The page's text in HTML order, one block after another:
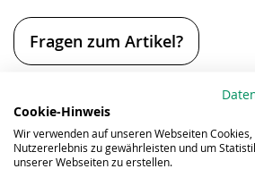
Fragen zum Artikel?
Alle Preise inkl. ges. MwSt.,
Eigenschaften
Cookie-Hinweis
Wir verwenden auf unseren Webseiten
Nutzererlebnis zu gewährleisten und um
unserer Webseiten zu erstellen.